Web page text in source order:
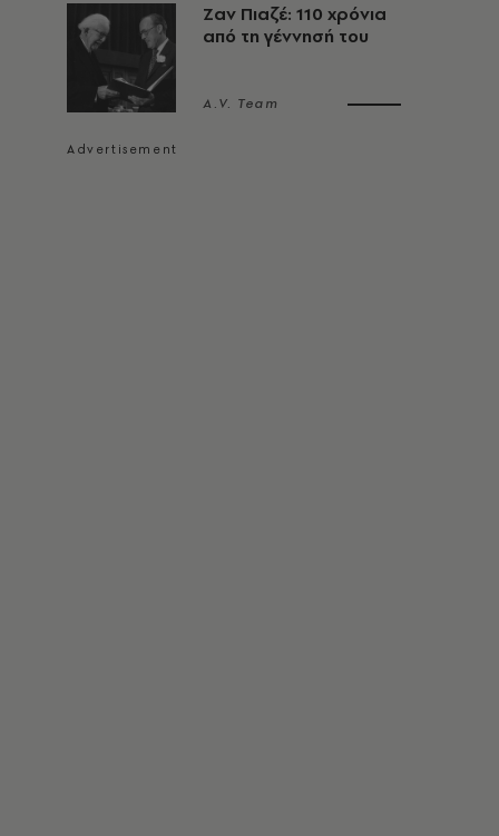
Ζαν Πιαζέ: 110 χρόνια
από τη γέννησή του
A.V. Team